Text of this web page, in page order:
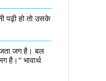
पढ़ी हो तो उसके
जग है। बल
है।”​ भावार्थ